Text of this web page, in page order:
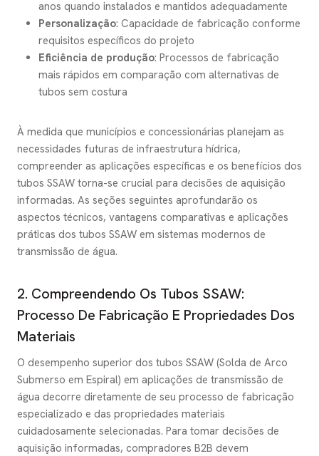
anos quando instalados e mantidos adequadamente
Personalização: Capacidade de fabricação conforme
requisitos específicos do projeto
Eficiência de produção: Processos de fabricação
mais rápidos em comparação com alternativas de
tubos sem costura
À medida que municípios e concessionárias planejam as
necessidades futuras de infraestrutura hídrica,
compreender as aplicações específicas e os benefícios dos
tubos SSAW torna-se crucial para decisões de aquisição
informadas. As seções seguintes aprofundarão os
aspectos técnicos, vantagens comparativas e aplicações
práticas dos tubos SSAW em sistemas modernos de
transmissão de água.
2. Compreendendo Os Tubos SSAW:
Processo De Fabricação E Propriedades Dos
Materiais
O desempenho superior dos tubos SSAW (Solda de Arco
Submerso em Espiral) em aplicações de transmissão de
água decorre diretamente de seu processo de fabricação
especializado e das propriedades materiais
cuidadosamente selecionadas. Para tomar decisões de
aquisição informadas, compradores B2B devem